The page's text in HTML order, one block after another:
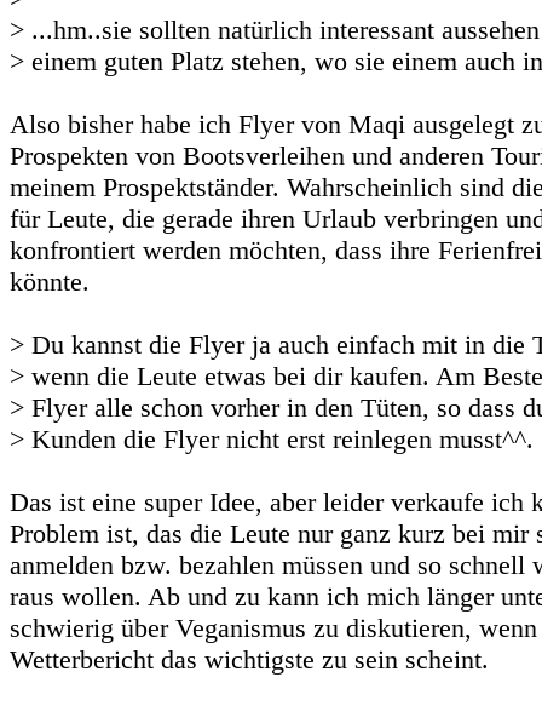
> ...hm..sie sollten natürlich interessant
> einem guten Platz stehen, wo sie einem auch
Also bisher habe ich Flyer von Maqi ausgelegt
Prospekten von Bootsverleihen und anderen
meinem Prospektständer. Wahrscheinlich sind
für Leute, die gerade ihren Urlaub verbringen
konfrontiert werden möchten, dass ihre
könnte.
> Du kannst die Flyer ja auch einfach mit in die
> wenn die Leute etwas bei dir kaufen. Am
> Flyer alle schon vorher in den Tüten, so dass
> Kunden die Flyer nicht erst reinlegen musst^^.
Das ist eine super Idee, aber leider verkaufe ich
Problem ist, das die Leute nur ganz kurz bei mir
anmelden bzw. bezahlen müssen und so
raus wollen. Ab und zu kann ich mich länger
schwierig über Veganismus zu diskutieren,
Wetterbericht das wichtigste zu sein scheint.